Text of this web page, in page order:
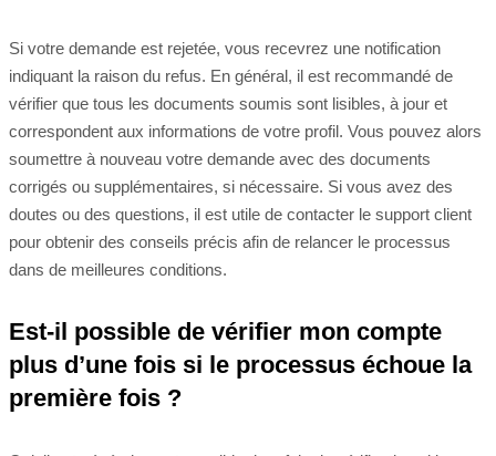
Si votre demande est rejetée, vous recevrez une notification
indiquant la raison du refus. En général, il est recommandé de
vérifier que tous les documents soumis sont lisibles, à jour et
correspondent aux informations de votre profil. Vous pouvez alors
soumettre à nouveau votre demande avec des documents
corrigés ou supplémentaires, si nécessaire. Si vous avez des
doutes ou des questions, il est utile de contacter le support client
pour obtenir des conseils précis afin de relancer le processus
dans de meilleures conditions.
Est-il possible de vérifier mon compte
plus d’une fois si le processus échoue la
première fois ?